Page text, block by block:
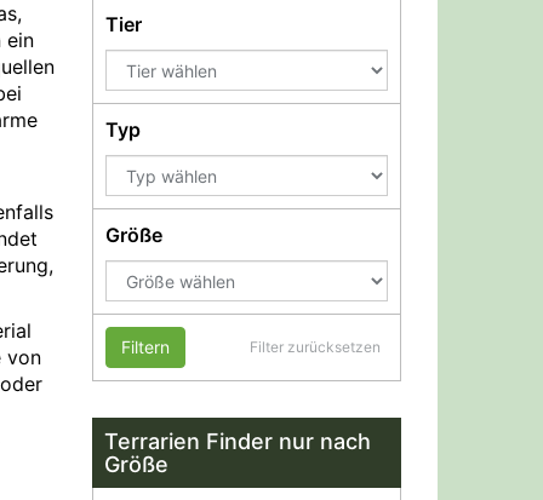
ein
von
Tier
Typ
Größe
Filter zurücksetzen
Filtern
Terrarien Finder nur nach
Größe